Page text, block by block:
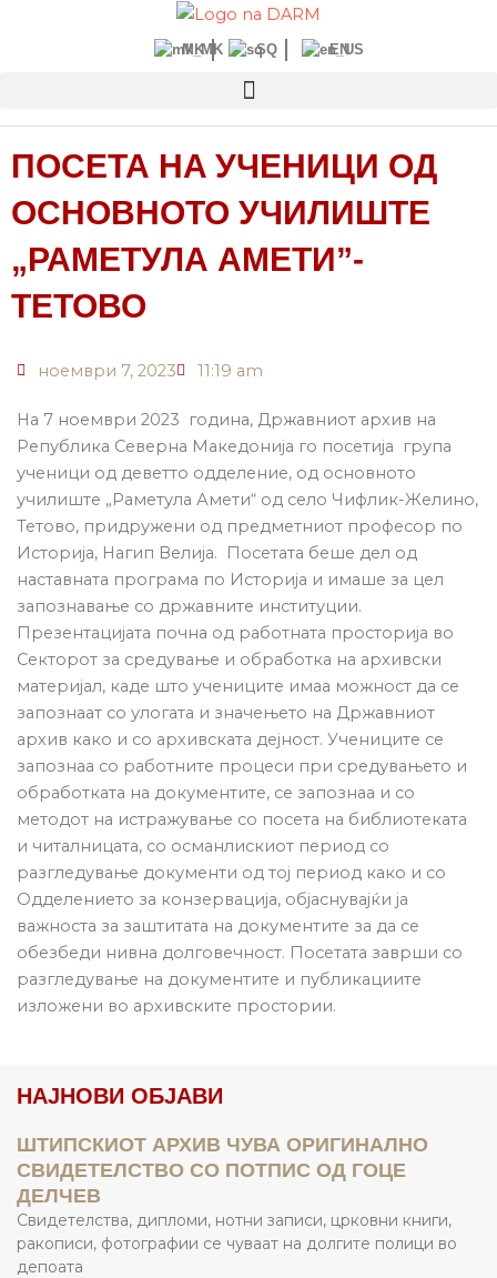
MK SQ EN
ПОСЕТА НA УЧЕНИЦИ ОД
ОСНОВНОТО УЧИЛИШТE
„РАМЕТУЛА АМЕТИ”-
ТЕТОВО
ноември 7, 2023 11:19 am
На 7 ноември 2023 година, Државниот архив на
Република Северна Македонија го посетија група
ученици од деветто одделение, од основното
училиште „Раметула Амети“ од село Чифлик-Желино,
Тетово, придружени од предметниот професор по
Историја, Нагип Велија. Посетата беше дел од
наставната програма по Историја и имаше за цел
запознавање со државните институции.
Презентацијата почна од работната просторија во
Секторот за средување и обработка на архивски
материјал, каде што учениците имаа можност да се
запознаат со улогата и значењето на Државниот
архив како и со архивската дејност. Учениците се
запознаа со работните процеси при средувањето и
обработката на документите, се запознаа и со
методот на истражување со посета на библиотеката
и читалницата, со османлискиот период со
разгледување документи од тој период како и со
Одделението за конзервација, објаснувајќи ја
важноста за заштитата на документите за да се
обезбеди нивна долговечност. Посетата заврши со
разгледување на документите и публикациите
изложени во архивските простории.
НАЈНОВИ ОБЈАВИ
ШТИПСКИОТ АРХИВ ЧУВА ОРИГИНАЛНО
СВИДЕТЕЛСТВО СО ПОТПИС ОД ГОЦЕ
ДЕЛЧЕВ
Свидетелства, дипломи, нотни записи, црковни книги,
ракописи, фотографии се чуваат на долгите полици во
депоата